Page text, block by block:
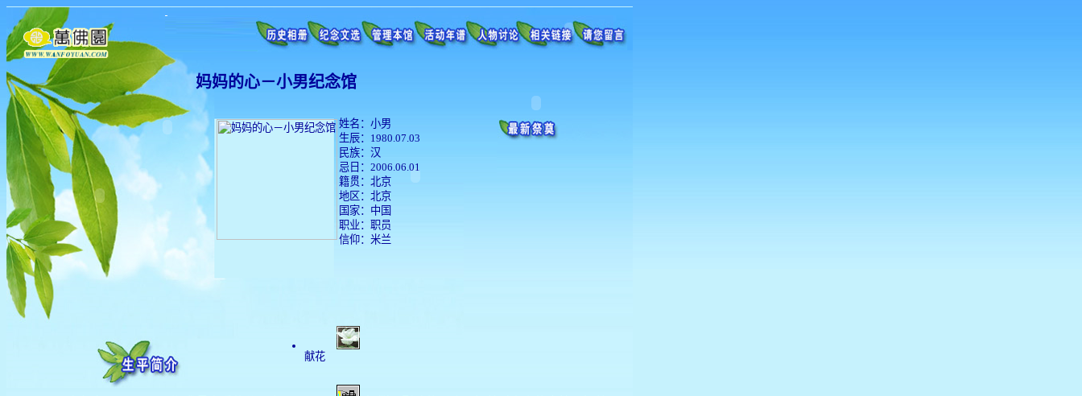
献花
妈妈的心－小男纪念馆
姓名：小男
生辰：1980.07.03
民族：汉
忌日：2006.06.01
籍贯：北京
地区：北京
国家：中国
职业：职员
信仰：米兰